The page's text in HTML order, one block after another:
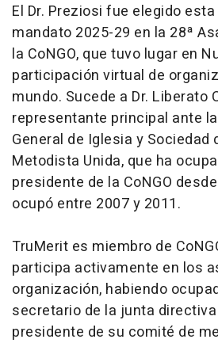
El Dr. Preziosi fue elegido
mandato 2025-29 en la 28ª
la CoNGO, que tuvo lugar en
participación virtual de
mundo. Sucede a Dr. Liberato
representante principal ante
General de Iglesia y Sociedad
Metodista Unida, que ha
presidente de la CoNGO
ocupó entre 2007 y 2011.
TruMerit es miembro de
participa activamente en los
organización, habiendo
secretario de la junta directiva
presidente de su comité de